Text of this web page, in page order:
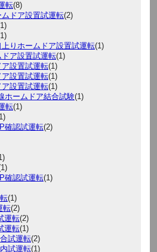
転(8)
ドア設置試運転(2)
りホームドア設置試運転(1)
ア設置試運転(1)
設置試運転(1)
設置試運転(1)
設置試運転(1)
ホームドア結合試験(1)
転(1)
確認試運転(2)
確認試運転(1)
(1)
転(2)
運転(2)
運転(1)
試運転(2)
試運転(1)